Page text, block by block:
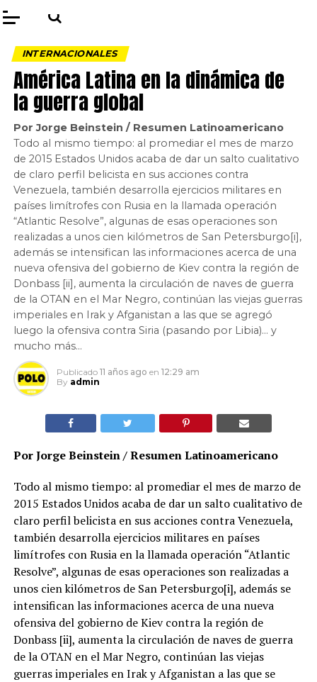
INTERNACIONALES
América Latina en la dinámica de
la guerra global
Por Jorge Beinstein / Resumen Latinoamericano
Todo al mismo tiempo: al promediar el mes de marzo
de 2015 Estados Unidos acaba de dar un salto cualitativo
de claro perfil belicista en sus acciones contra
Venezuela, también desarrolla ejercicios militares en
países limítrofes con Rusia en la llamada operación
“Atlantic Resolve”, algunas de esas operaciones son
realizadas a unos cien kilómetros de San Petersburgo[i],
además se intensifican las informaciones acerca de una
nueva ofensiva del gobierno de Kiev contra la región de
Donbass [ii], aumenta la circulación de naves de guerra
de la OTAN en el Mar Negro, continúan las viejas guerras
imperiales en Irak y Afganistan a las que se agregó
luego la ofensiva contra Siria (pasando por Libia)… y
mucho más…
Publicado 11 años ago en 12:29 am
By admin
Por Jorge Beinstein / Resumen Latinoamericano
Todo al mismo tiempo: al promediar el mes de marzo de
2015 Estados Unidos acaba de dar un salto cualitativo de
claro perfil belicista en sus acciones contra Venezuela,
también desarrolla ejercicios militares en países
limítrofes con Rusia en la llamada operación “Atlantic
Resolve”, algunas de esas operaciones son realizadas a
unos cien kilómetros de San Petersburgo[i], además se
intensifican las informaciones acerca de una nueva
ofensiva del gobierno de Kiev contra la región de
Donbass [ii], aumenta la circulación de naves de guerra
de la OTAN en el Mar Negro, continúan las viejas
guerras imperiales en Irak y Afganistan a las que se